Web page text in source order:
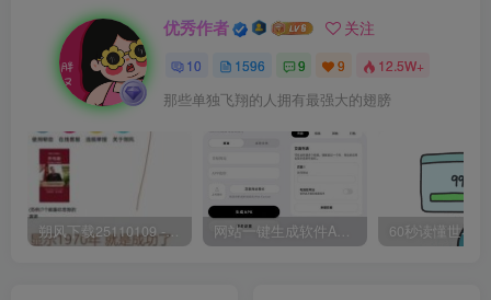
优秀作者 关注
10 1596 9 9 12.5W+
那些单独飞翔的人拥有最强大的翅膀
朔风下载25110109 -磁力下载神器-去VIP限制版本 网站一键生成软件APP 完美版 同时支持打包html文件